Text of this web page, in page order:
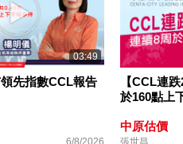
03:49
先指數CCL報告
【CCL連
於160點上
6/8/2026
中原估價
張世昌